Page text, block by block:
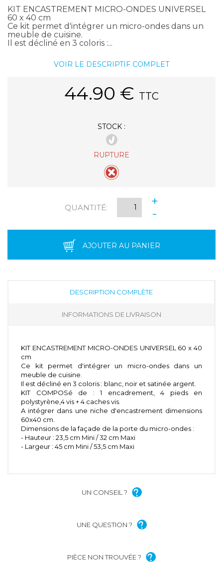
KIT ENCASTREMENT MICRO-ONDES UNIVERSEL
60 x 40 cm
Ce kit permet d'intégrer un micro-ondes dans un
meuble de cuisine.
Il est décliné en 3 coloris :...
VOIR LE DESCRIPTIF COMPLET
44.90 € TTC
STOCK :
RUPTURE
QUANTITÉ:
+
-
AJOUTER AU PANIER
DESCRIPTION COMPLÈTE
INFORMATIONS DE LIVRAISON
KIT ENCASTREMENT MICRO-ONDES UNIVERSEL 60 x 40
cm
Ce kit permet d'intégrer un micro-ondes dans un
meuble de cuisine.
Il est décliné en 3 coloris : blanc, noir et satinée argent.
KIT COMPOSé de : 1 encadrement, 4 pieds en
polystyrène,4 vis + 4 caches vis.
A intégrer dans une niche d'encastrement dimensions
60x40 cm.
Dimensions de la façade de la porte du micro-ondes :
- Hauteur : 23,5 cm Mini / 32 cm Maxi
- Largeur : 45 cm Mini / 53,5 cm Maxi
UN CONSEIL ?
UNE QUESTION ?
PIÈCE NON TROUVÉE ?